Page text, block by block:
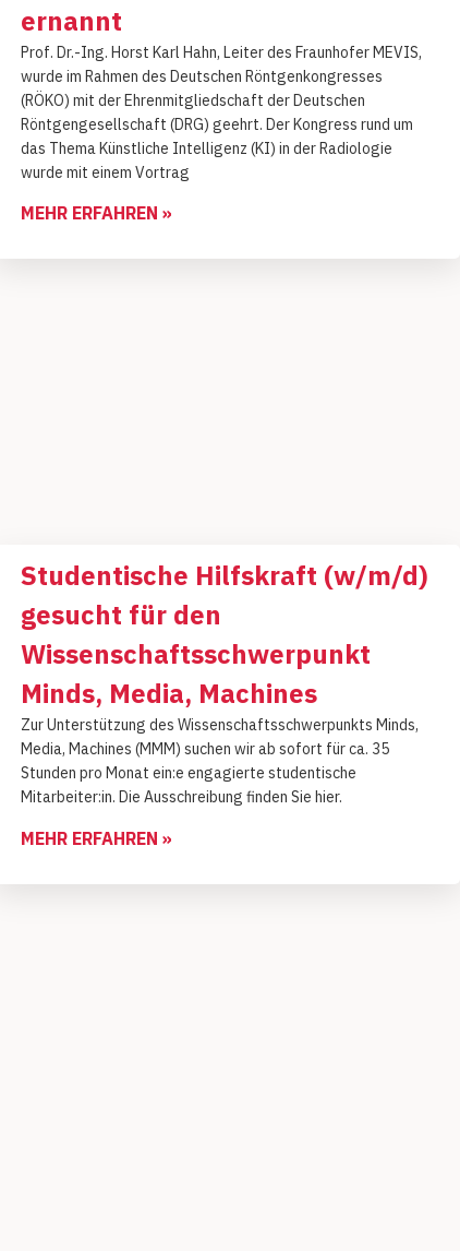
ernannt
Prof. Dr.-Ing. Horst Karl Hahn, Leiter des Fraunhofer MEVIS,
wurde im Rahmen des Deutschen Röntgenkongresses
(RÖKO) mit der Ehrenmitgliedschaft der Deutschen
Röntgengesellschaft (DRG) geehrt. Der Kongress rund um
das Thema Künstliche Intelligenz (KI) in der Radiologie
wurde mit einem Vortrag
MEHR ERFAHREN »
Studentische Hilfskraft (w/m/d)
gesucht für den
Wissenschaftsschwerpunkt
Minds, Media, Machines
Zur Unterstützung des Wissenschaftsschwerpunkts Minds,
Media, Machines (MMM) suchen wir ab sofort für ca. 35
Stunden pro Monat ein:e engagierte studen­tische
Mitarbeiter:in. Die Ausschreibung finden Sie hier.
MEHR ERFAHREN »